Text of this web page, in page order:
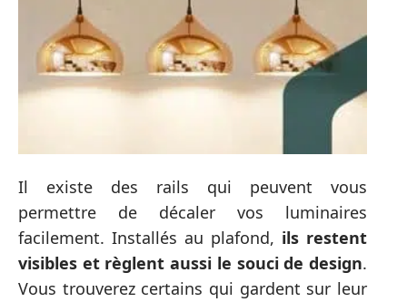
Il existe des rails qui peuvent vous
permettre de décaler vos luminaires
facilement. Installés au plafond, ils restent
visibles et règlent aussi le souci de design.
Vous trouverez certains qui gardent sur leur